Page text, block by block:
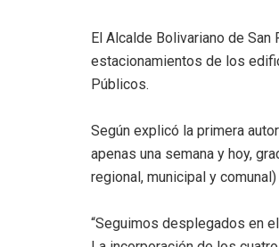
El Alcalde Bolivariano de
estacionamientos de los
Públicos.
Según explicó la primera
apenas una semana y hoy,
regional, municipal y
“Seguimos desplegados en